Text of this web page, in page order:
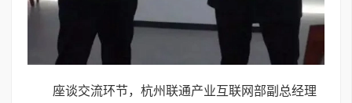
座谈交流环节，杭州联通产业互联网部副总经理